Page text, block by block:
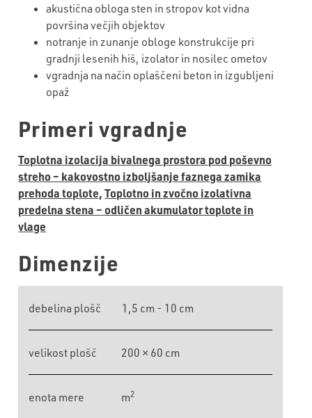
akustična obloga sten in stropov kot vidna
površina večjih objektov
notranje in zunanje obloge konstrukcije pri
gradnji lesenih hiš, izolator in nosilec ometov
vgradnja na način oplaščeni beton in izgubljeni
opaž
Primeri vgradnje
Toplotna izolacija bivalnega prostora pod poševno
streho – kakovostno izboljšanje faznega zamika
prehoda toplote, Toplotno in zvočno izolativna
predelna stena – odličen akumulator toplote in
vlage
Dimenzije
debelina plošč 1,5 cm - 10 cm
velikost plošč 200 × 60 cm
enota mere m2